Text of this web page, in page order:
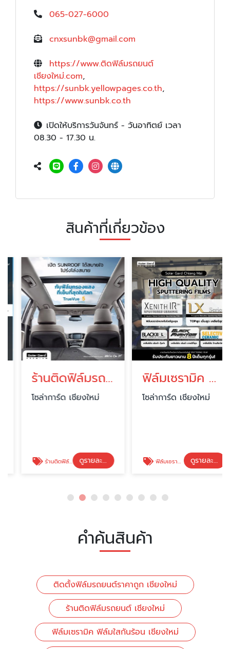
065-027-6000
cnxsunbk@gmail.com
https://www.ติดฟิล์มรถยนต์
เชียงใหม่.com,
https://sunbk.yellowpages.co.th,
https://www.sunbk.co.th
เปิดให้บริการวันจันทร์ - วันอาทิตย์ เวลา
08.30 - 17.30 น.
สินค้าที่เกี่ยวข้อง
ร้านติดฟิล์มรถยนต์ เชียงใหม่
โซล่าการ์ด เชียงใหม่
ร้านติดฟิล์มรถยนต์ เชียงใหม่ ดูรายละเอียด
ฟิล์มเซรามิค ฟิล์มใสกันร้อน เชียงใหม่
โซล่าการ์ด เชียงใหม่
ฟิล์มเซรามิค ฟิล์มใสกันร้อน เชียงใหม่ ดูรายละเอียด
คำค้นสินค้า
ติดตั้งฟิล์มรถยนต์ราคาถูก เชียงใหม่
ร้านติดฟิล์มรถยนต์ เชียงใหม่
ฟิล์มเซรามิค ฟิล์มใสกันร้อน เชียงใหม่